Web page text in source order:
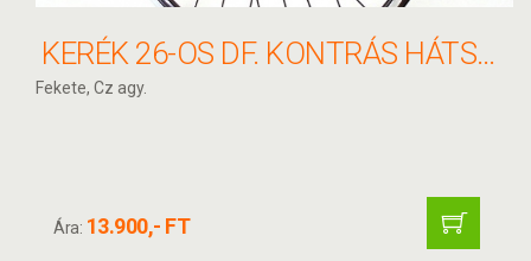
KERÉK 26-OS DF. KONTRÁS HÁTSÓ KERÉK
Fekete, Cz agy.
Ára: 13.900,- FT